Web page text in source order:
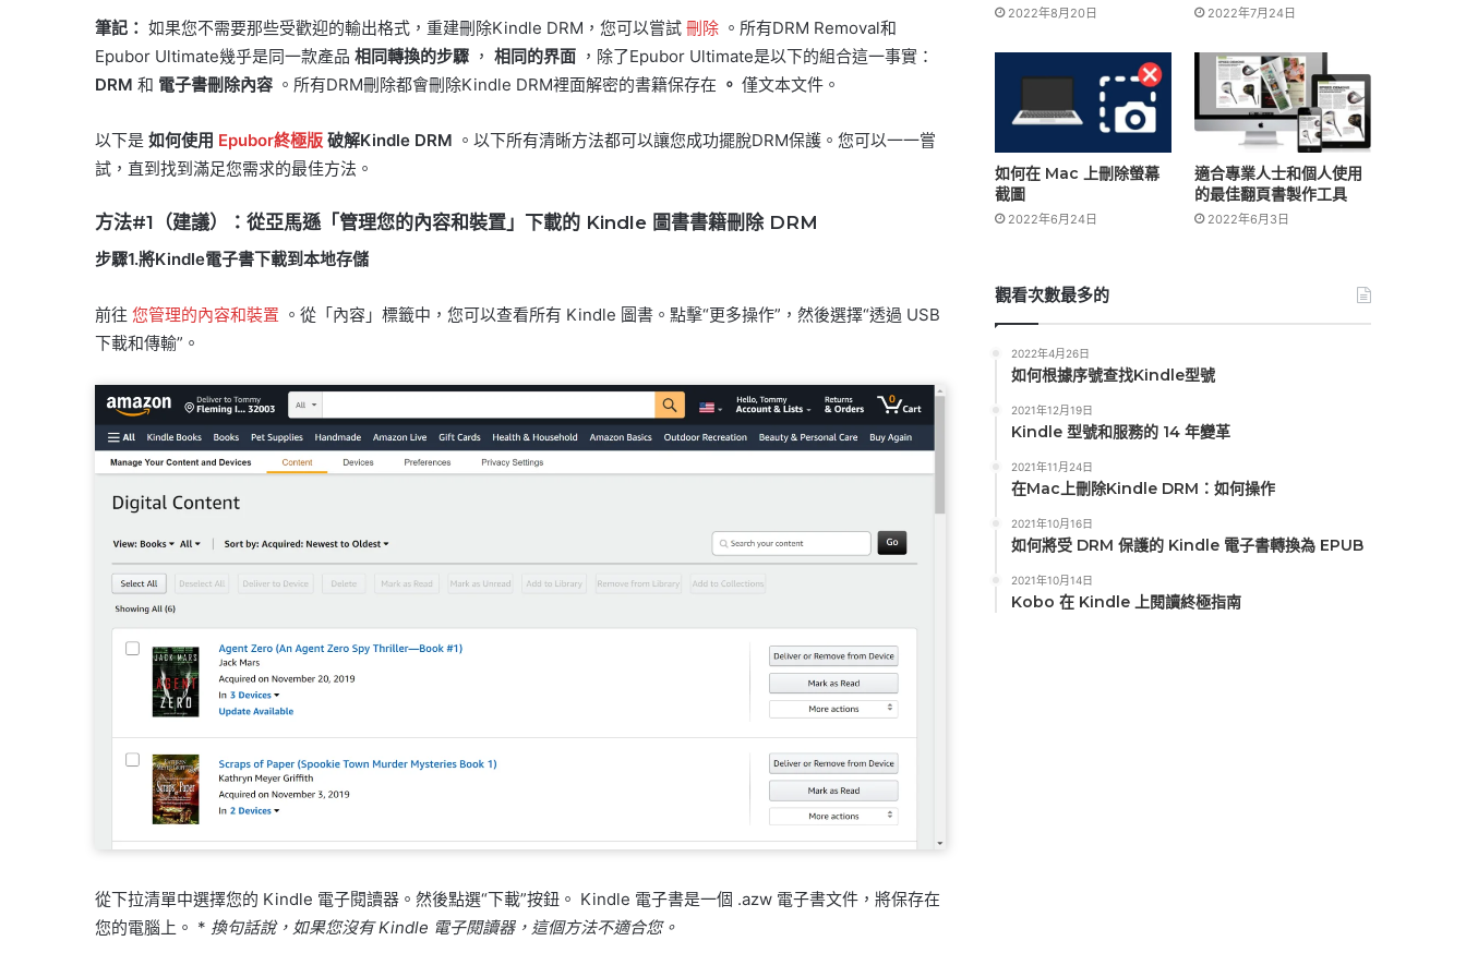
筆記： 如果您不需要那些受歡迎的輸出格式，重建刪除Kindle DRM，您可以嘗試 刪除 。所有DRM Removal和
Epubor Ultimate幾乎是同一款產品 相同轉換的步驟 ， 相同的界面 ，除了Epubor Ultimate是以下的組合這一事實：
DRM 和 電子書刪除內容 。所有DRM刪除都會刪除Kindle DRM裡面解密的書籍保存在 。 僅文本文件。
以下是 如何使用 Epubor終極版 破解Kindle DRM 。以下所有清晰方法都可以讓您成功擺脫DRM保護。您可以一一嘗
試，直到找到滿足您需求的最佳方法。
方法#1（建議）：從亞馬遜「管理您的內容和裝置」下載的 Kindle 圖書書籍刪除 DRM
步驟1.將Kindle電子書下載到本地存儲
前往 您管理的內容和裝置 。從「內容」標籤中，您可以查看所有 Kindle 圖書。點擊“更多操作”，然後選擇“透過 USB
下載和傳輸”。
從下拉清單中選擇您的 Kindle 電子閱讀器。然後點選“下載”按鈕。 Kindle 電子書是一個 .azw 電子書文件，將保存在
您的電腦上。 * 換句話說，如果您沒有 Kindle 電子閱讀器，這個方法不適合您。
2022年8月20日 2022年7月24日
如何在 Mac 上刪除螢幕
截圖
2022年6月24日
適合專業人士和個人使用
的最佳翻頁書製作工具
2022年6月3日
觀看次數最多的
2022年4月26日
如何根據序號查找Kindle型號
2021年12月19日
Kindle 型號和服務的 14 年變革
2021年11月24日
在Mac上刪除Kindle DRM：如何操作
2021年10月16日
如何將受 DRM 保護的 Kindle 電子書轉換為 EPUB
2021年10月14日
Kobo 在 Kindle 上閱讀終極指南